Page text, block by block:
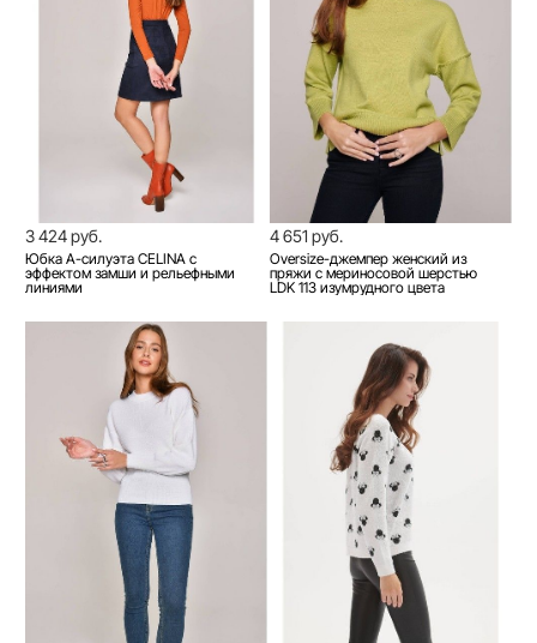
3 424 руб.
Юбка А-силуэта CELINA с
эффектом замши и рельефными
линиями
4 651 руб.
Oversize-джемпер женский из
пряжи с мериносовой шерстью
LDK 113 изумрудного цвета